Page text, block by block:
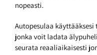
nopeasti.
Autopesulaa
jonka voit ladata
seurata reaaliaikaisesti